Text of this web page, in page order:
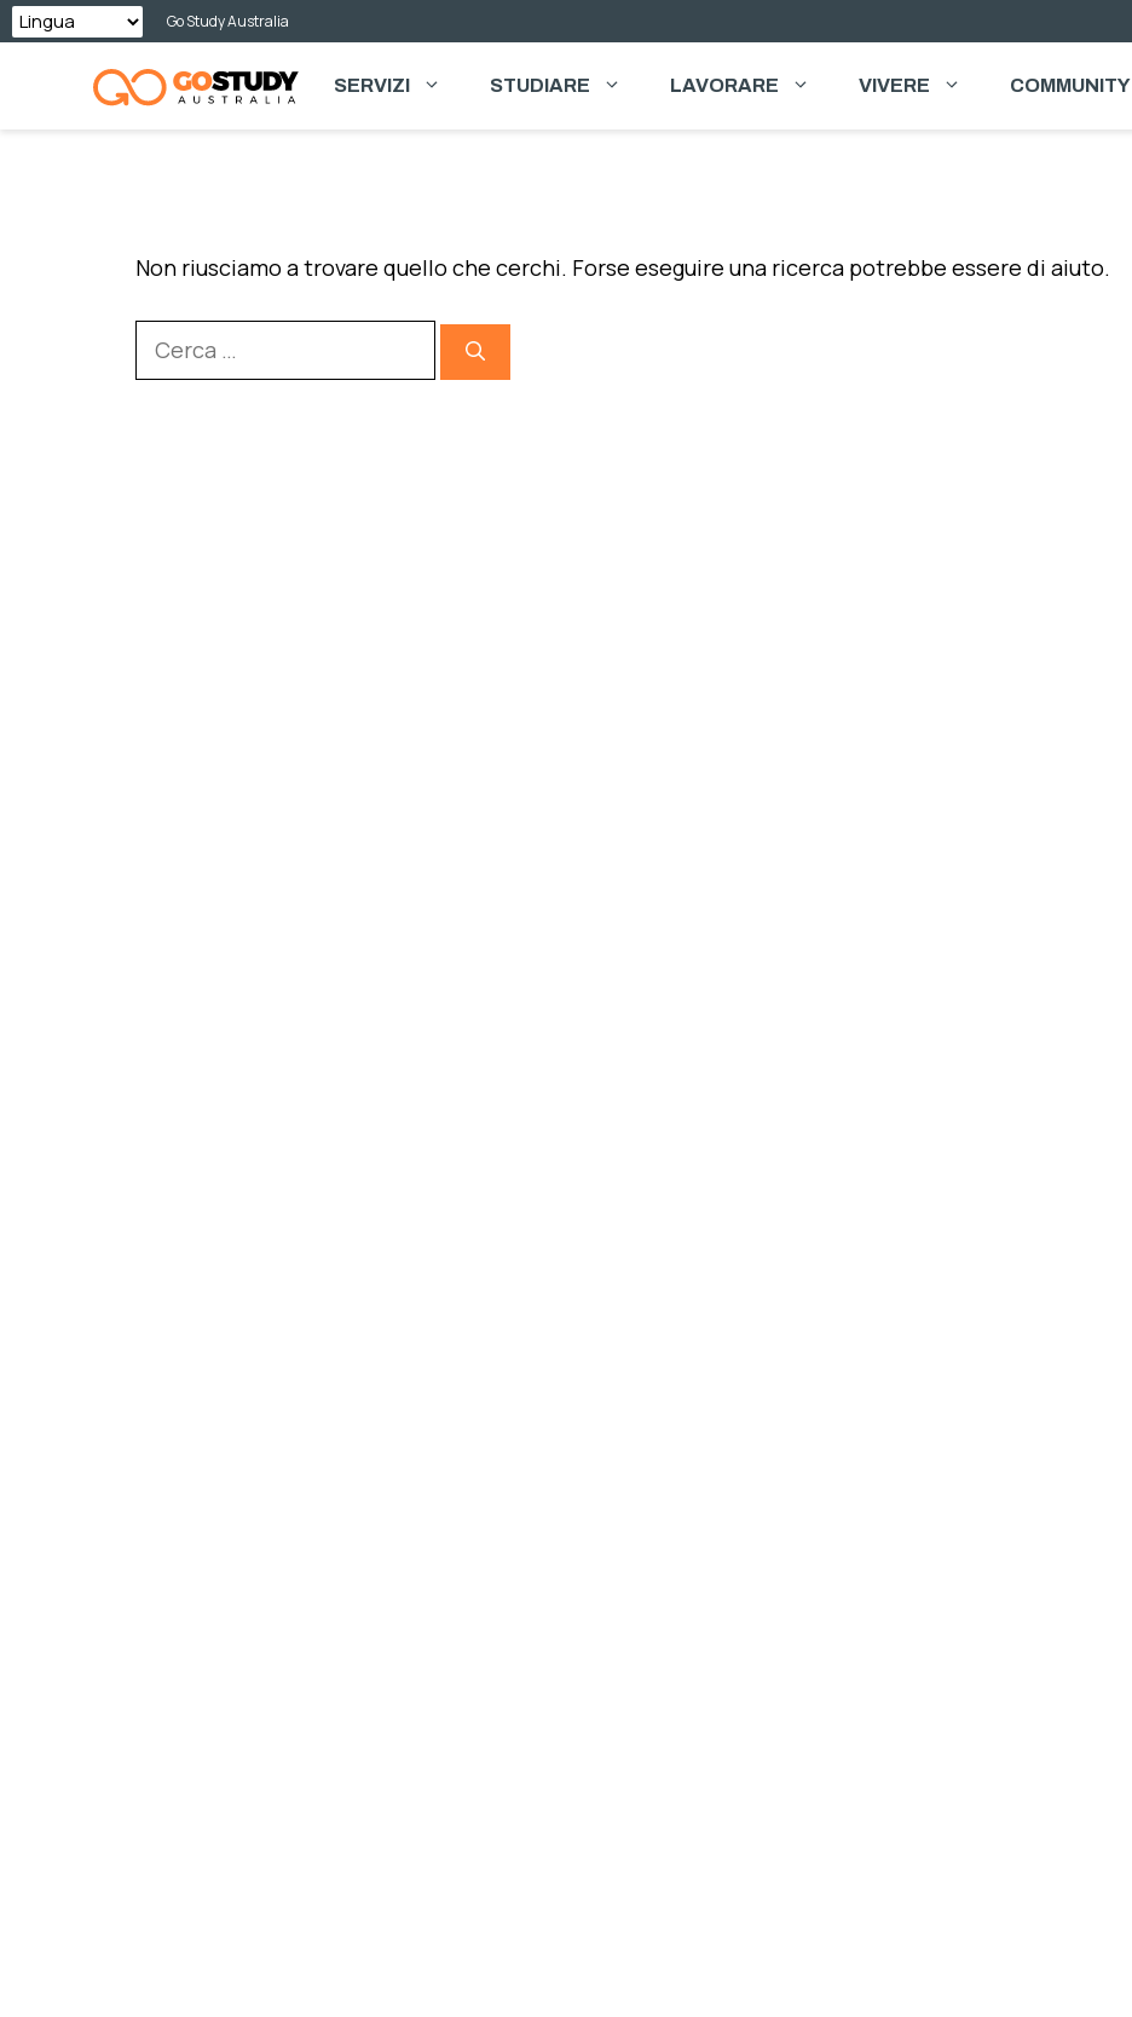
Vai
contenuto
Go Study Australia
SERVIZI STUDIARE LAVORARE VIVERE COMMUNITY
Non riusciamo a trovare quello che cerchi. Forse eseguire una ricerca potrebbe essere di aiuto.
Ricerca
per: